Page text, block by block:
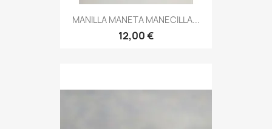
MANILLA MANETA MANECILLA...
12,00 €